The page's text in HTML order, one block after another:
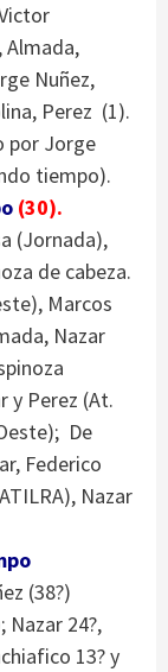
Almada,
Nuñez,
Perez (1).
por Jorge
tiempo).
(30).
(Jornada),
de cabeza.
Marcos
Nazar
y Perez (At.
De
Federico
Nazar
(38?)
Nazar 24?,
13? y